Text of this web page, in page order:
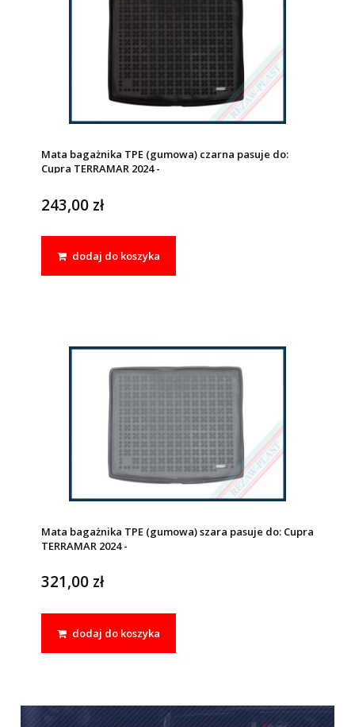
Mata bagażnika TPE (gumowa) czarna pasuje do:
Cupra TERRAMAR 2024 -
243,00 zł
dodaj do koszyka
Mata bagażnika TPE (gumowa) szara pasuje do: Cupra
TERRAMAR 2024 -
321,00 zł
dodaj do koszyka